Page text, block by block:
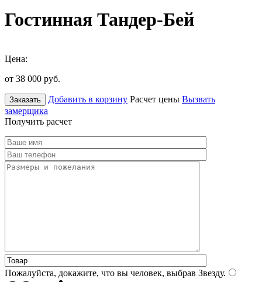
Гостинная Тандер-Бей
Цена:
от 38 000 руб.
Заказать Добавить в корзину Расчет цены Вызвать
замерщика
Получить расчет
Пожалуйста, докажите, что вы человек, выбрав Звезду.